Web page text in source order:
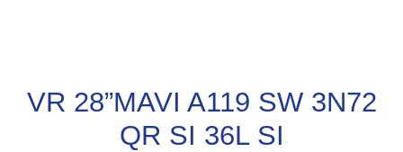
VR 28”MAVI A119 SW 3N72
QR SI 36L SI